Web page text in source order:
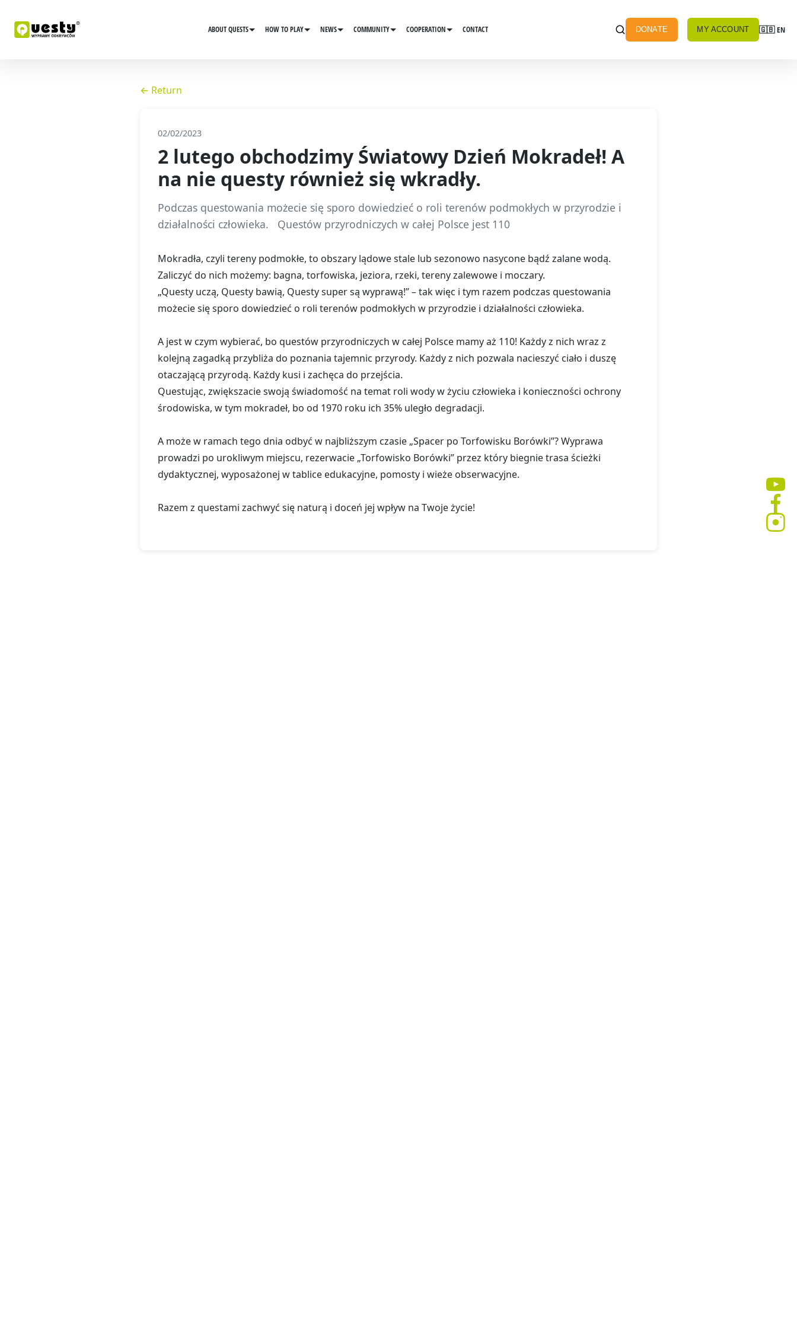
ABOUT QUESTS HOW TO PLAY NEWS COMMUNITY COOPERATION CONTACT DONATE MY ACCOUNT 🇬🇧 EN
← Return
02/02/2023
2 lutego obchodzimy Światowy Dzień Mokradeł! A
na nie questy również się wkradły.
Podczas questowania możecie się sporo dowiedzieć o roli terenów podmokłych w przyrodzie i
działalności człowieka. Questów przyrodniczych w całej Polsce jest 110
Mokradła, czyli tereny podmokłe, to obszary lądowe stale lub sezonowo nasycone bądź zalane wodą.
Zaliczyć do nich możemy: bagna, torfowiska, jeziora, rzeki, tereny zalewowe i moczary.
„Questy uczą, Questy bawią, Questy super są wyprawą!” – tak więc i tym razem podczas questowania
możecie się sporo dowiedzieć o roli terenów podmokłych w przyrodzie i działalności człowieka.
A jest w czym wybierać, bo questów przyrodniczych w całej Polsce mamy aż 110! Każdy z nich wraz z
kolejną zagadką przybliża do poznania tajemnic przyrody. Każdy z nich pozwala nacieszyć ciało i duszę
otaczającą przyrodą. Każdy kusi i zachęca do przejścia.
Questując, zwiększacie swoją świadomość na temat roli wody w życiu człowieka i konieczności ochrony
środowiska, w tym mokradeł, bo od 1970 roku ich 35% uległo degradacji.
A może w ramach tego dnia odbyć w najbliższym czasie „Spacer po Torfowisku Borówki”? Wyprawa
prowadzi po urokliwym miejscu, rezerwacie „Torfowisko Borówki” przez który biegnie trasa ścieżki
dydaktycznej, wyposażonej w tablice edukacyjne, pomosty i wieże obserwacyjne.
Razem z questami zachwyć się naturą i doceń jej wpływ na Twoje życie!